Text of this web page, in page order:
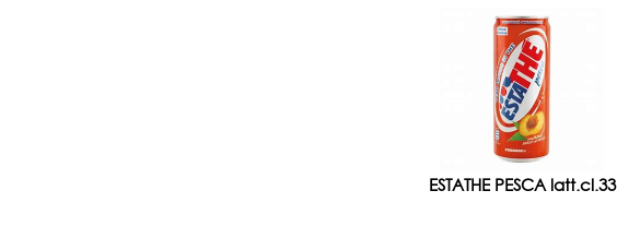
ESTATHE PESCA latt.cl.33